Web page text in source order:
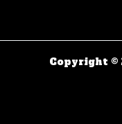
Copyright ©